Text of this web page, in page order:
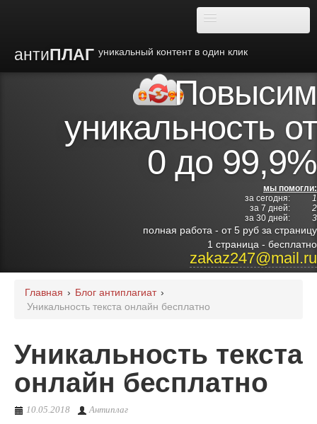
антиПЛАГ уникальный контент в один клик
Преимущества
Институты
Партнерам
О сервисе
Повысим
уникальность от
0 до 99,9%
мы помогли:
за сегодня:
1
за 7 дней:
2
за 30 дней:
3
полная работа - от 5 руб за страницу
1 страница - бесплатно
zakaz247@mail.ru
Главная › Блог антиплагиат ›
Уникальность текста онлайн бесплатно
Уникальность текста
онлайн бесплатно
10.05.2018 Антиплаг